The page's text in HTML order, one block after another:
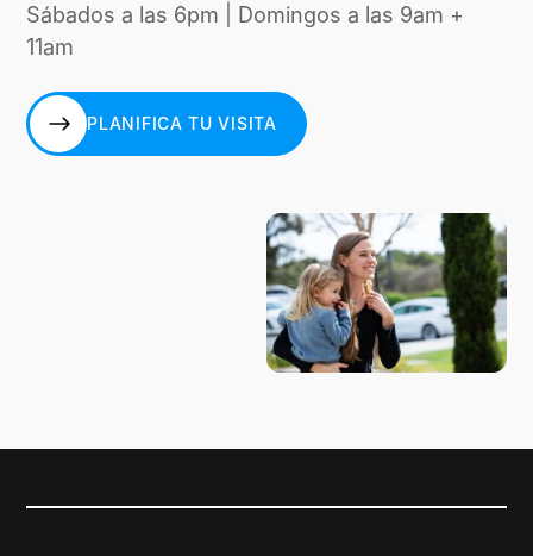
Sábados a las 6pm | Domingos a las 9am +
11am
PLANIFICA TU VISITA